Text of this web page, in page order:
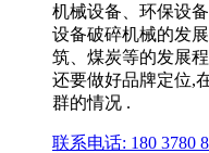
机械设备、环保设
设备破碎机械的发
筑、煤炭等的发展
还要做好品牌定位,
群的情况 .
联系电话: 180 3780